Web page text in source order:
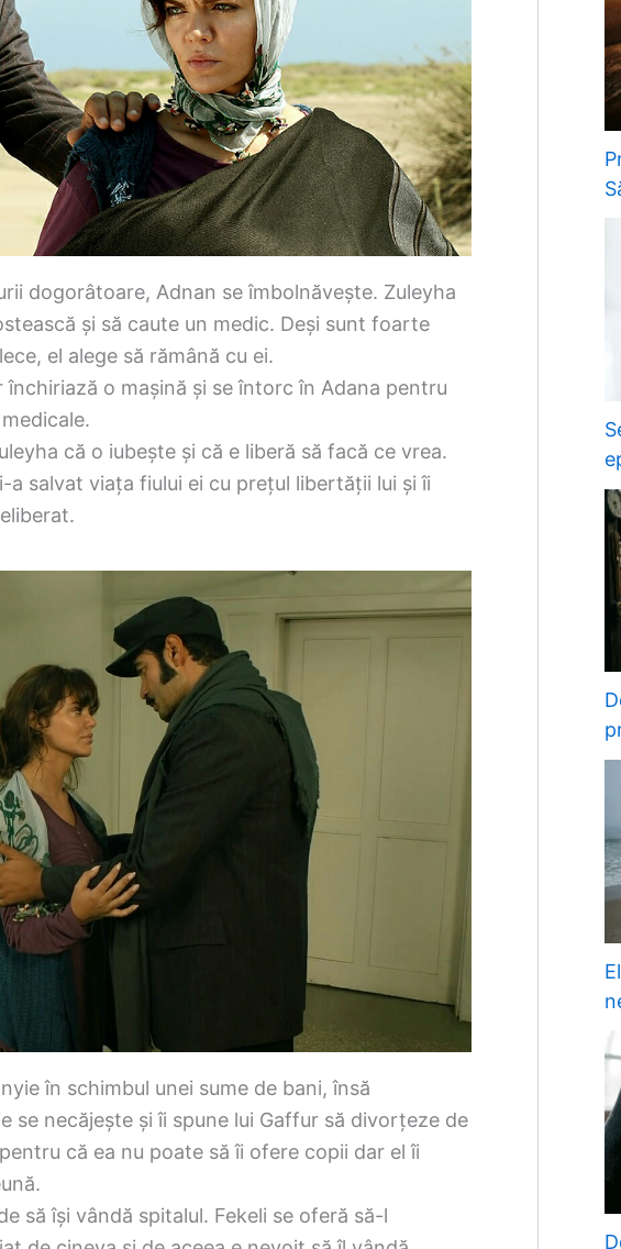
dogorâtoare, Adnan se îmbolnăvește. Zuleyha
și să caute un medic. Deși sunt foarte
el alege să rămână cu ei.
o mașină și se întorc în Adana pentru
că o iubește și că e liberă să facă ce vrea.
salvat viața fiului ei cu prețul libertății lui și îi
în schimbul unei sume de bani, însă
se necăjește și îi spune lui Gaffur să divorțeze de
că ea nu poate să îi ofere copii dar el îi
să își vândă spitalul. Fekeli se oferă să-l